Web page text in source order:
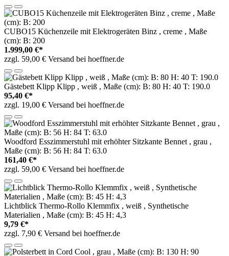
CUBO15 Küchenzeile mit Elektrogeräten Binz , creme , Maße
(cm): B: 200
1.999,00 €*
zzgl. 59,00 € Versand bei hoeffner.de
Gästebett Klipp Klipp , weiß , Maße (cm): B: 80 H: 40 T: 190.0
95,40 €*
zzgl. 19,00 € Versand bei hoeffner.de
Woodford Esszimmerstuhl mit erhöhter Sitzkante Bennet , grau ,
Maße (cm): B: 56 H: 84 T: 63.0
161,40 €*
zzgl. 59,00 € Versand bei hoeffner.de
Lichtblick Thermo-Rollo Klemmfix , weiß , Synthetische
Materialien , Maße (cm): B: 45 H: 4,3
9,79 €*
zzgl. 7,90 € Versand bei hoeffner.de